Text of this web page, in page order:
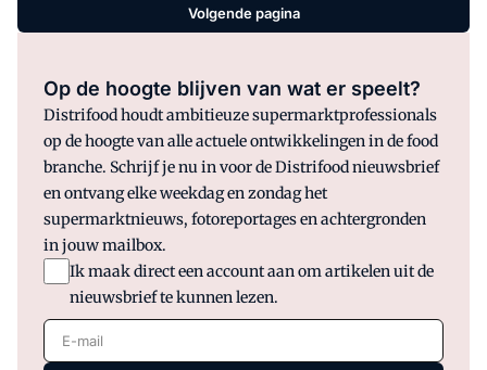
'Verschillende klanten wonen op wel een
half uur rijden van de winkel, dat maakt
Volgende pagina
Op de hoogte blijven van wat er speelt?
Distrifood houdt ambitieuze supermarktprofessionals
op de hoogte van alle actuele ontwikkelingen in de food
branche. Schrijf je nu in voor de Distrifood nieuwsbrief
en ontvang elke weekdag en zondag het
supermarktnieuws, fotoreportages en achtergronden
in jouw mailbox.
Ik maak direct een account aan om artikelen uit de
nieuwsbrief te kunnen lezen.
E-mail